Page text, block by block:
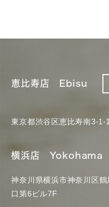
恵比寿店 Ebisu
東京都渋谷区恵比寿南3-
横浜店 Yokohama
神奈川県横浜市神奈川区
口第6ビル7F